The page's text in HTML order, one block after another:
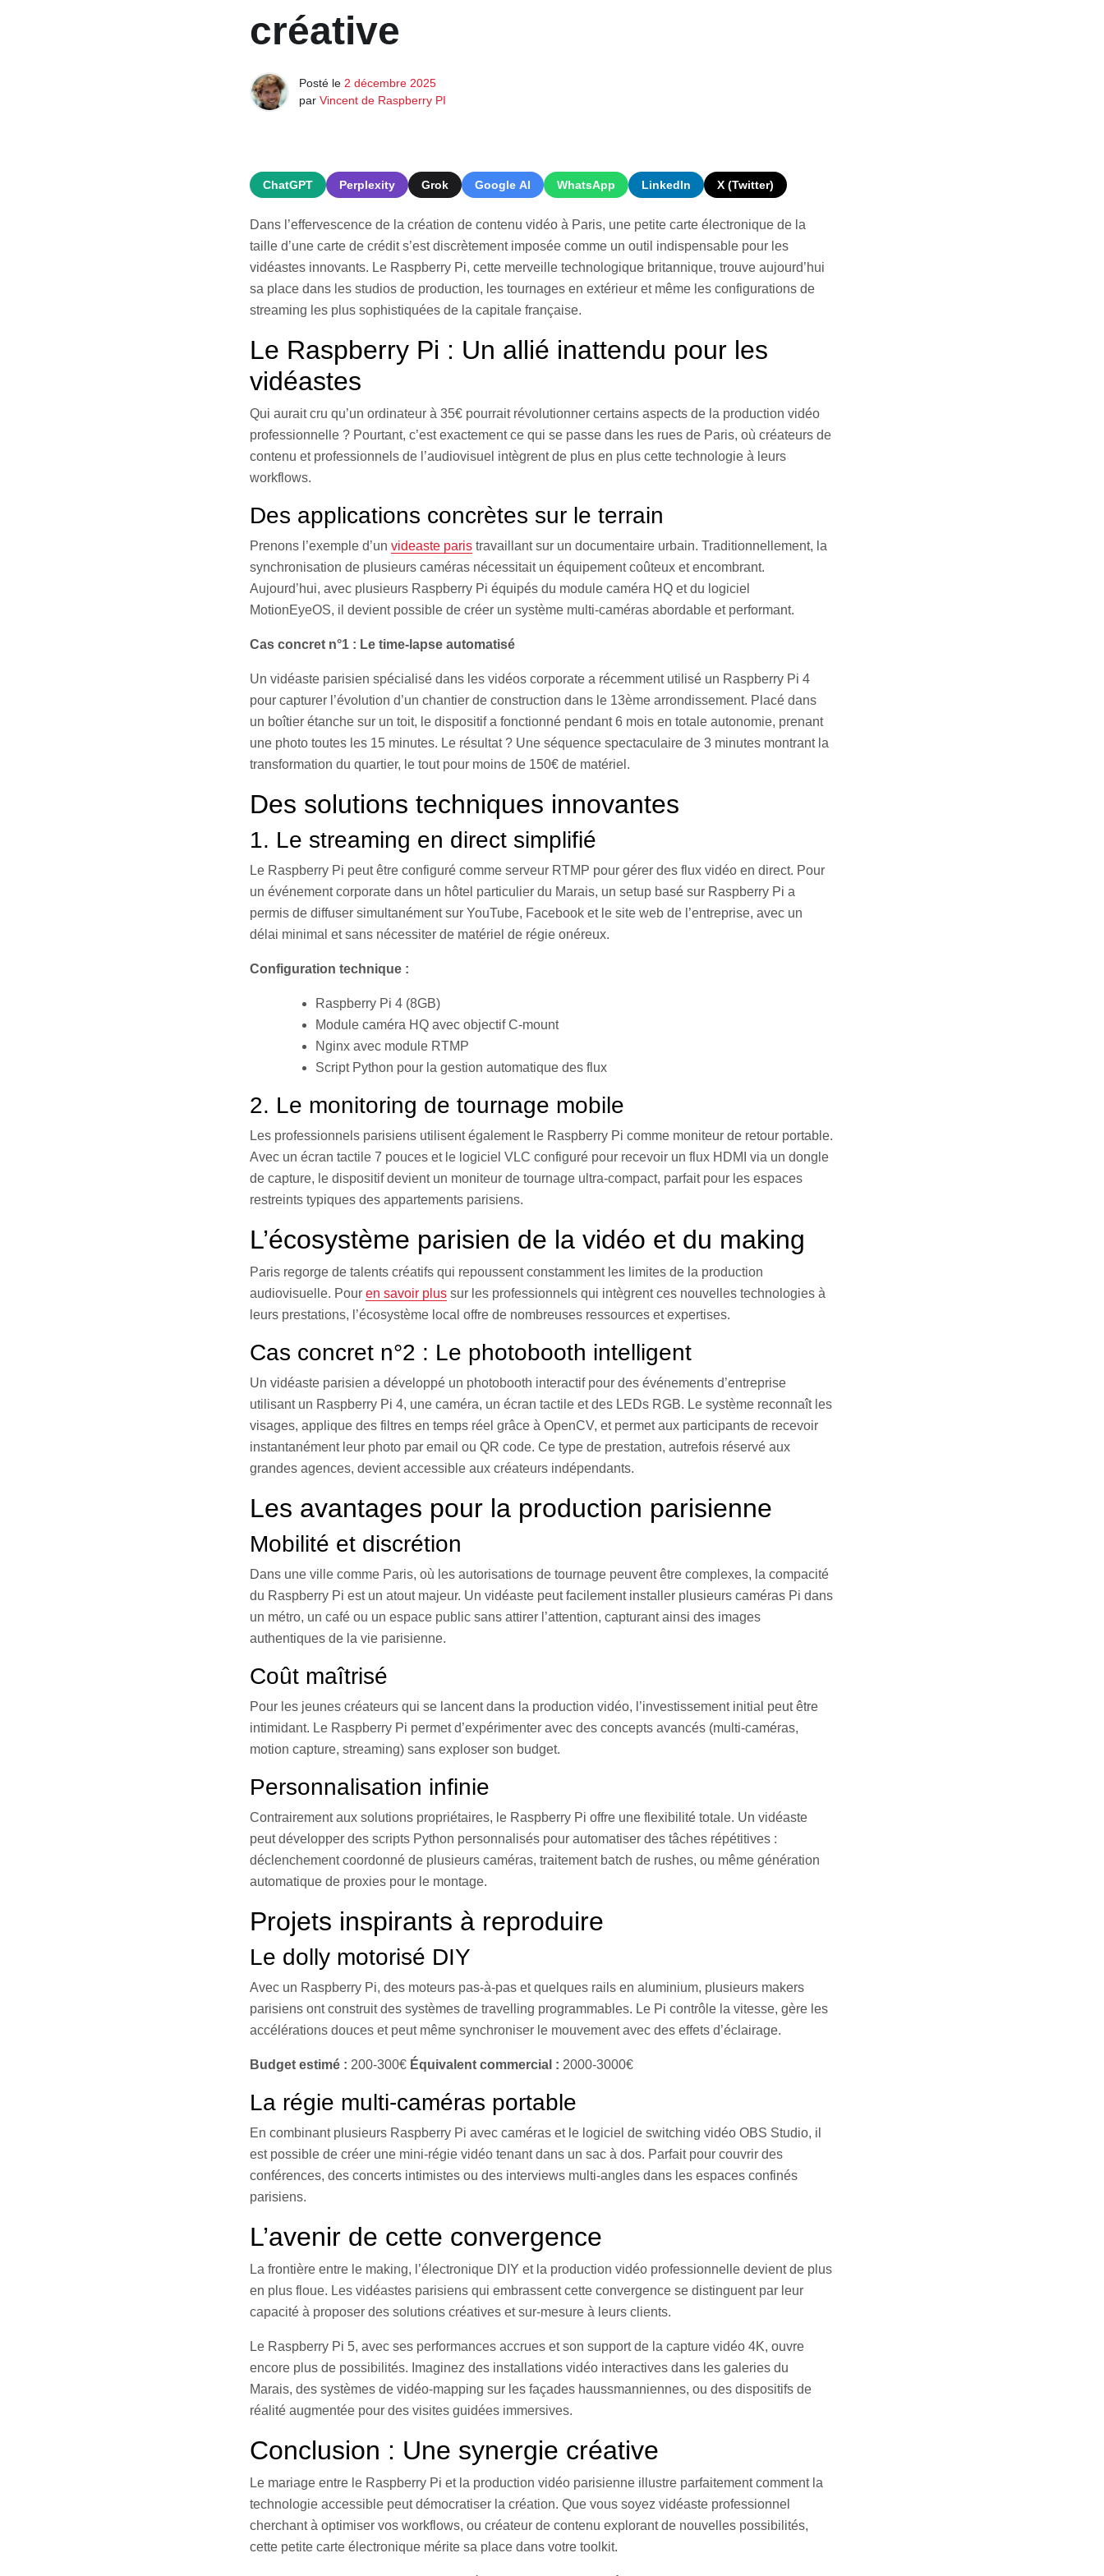
créative
Posté le 2 décembre 2025
par Vincent de Raspberry PI
ChatGPT Perplexity Grok Google AI WhatsApp LinkedIn X (Twitter)
Dans l’effervescence de la création de contenu vidéo à Paris, une petite carte électronique de la
taille d’une carte de crédit s’est discrètement imposée comme un outil indispensable pour les
vidéastes innovants. Le Raspberry Pi, cette merveille technologique britannique, trouve aujourd’hui
sa place dans les studios de production, les tournages en extérieur et même les configurations de
streaming les plus sophistiquées de la capitale française.
Le Raspberry Pi : Un allié inattendu pour les
vidéastes
Qui aurait cru qu’un ordinateur à 35€ pourrait révolutionner certains aspects de la production vidéo
professionnelle ? Pourtant, c’est exactement ce qui se passe dans les rues de Paris, où créateurs de
contenu et professionnels de l’audiovisuel intègrent de plus en plus cette technologie à leurs
workflows.
Des applications concrètes sur le terrain
Prenons l’exemple d’un videaste paris travaillant sur un documentaire urbain. Traditionnellement, la
synchronisation de plusieurs caméras nécessitait un équipement coûteux et encombrant.
Aujourd’hui, avec plusieurs Raspberry Pi équipés du module caméra HQ et du logiciel
MotionEyeOS, il devient possible de créer un système multi-caméras abordable et performant.
Cas concret n°1 : Le time-lapse automatisé
Un vidéaste parisien spécialisé dans les vidéos corporate a récemment utilisé un Raspberry Pi 4
pour capturer l’évolution d’un chantier de construction dans le 13ème arrondissement. Placé dans
un boîtier étanche sur un toit, le dispositif a fonctionné pendant 6 mois en totale autonomie, prenant
une photo toutes les 15 minutes. Le résultat ? Une séquence spectaculaire de 3 minutes montrant la
transformation du quartier, le tout pour moins de 150€ de matériel.
Des solutions techniques innovantes
1. Le streaming en direct simplifié
Le Raspberry Pi peut être configuré comme serveur RTMP pour gérer des flux vidéo en direct. Pour
un événement corporate dans un hôtel particulier du Marais, un setup basé sur Raspberry Pi a
permis de diffuser simultanément sur YouTube, Facebook et le site web de l’entreprise, avec un
délai minimal et sans nécessiter de matériel de régie onéreux.
Configuration technique :
Raspberry Pi 4 (8GB)
Module caméra HQ avec objectif C-mount
Nginx avec module RTMP
Script Python pour la gestion automatique des flux
2. Le monitoring de tournage mobile
Les professionnels parisiens utilisent également le Raspberry Pi comme moniteur de retour portable.
Avec un écran tactile 7 pouces et le logiciel VLC configuré pour recevoir un flux HDMI via un dongle
de capture, le dispositif devient un moniteur de tournage ultra-compact, parfait pour les espaces
restreints typiques des appartements parisiens.
L’écosystème parisien de la vidéo et du making
Paris regorge de talents créatifs qui repoussent constamment les limites de la production
audiovisuelle. Pour en savoir plus sur les professionnels qui intègrent ces nouvelles technologies à
leurs prestations, l’écosystème local offre de nombreuses ressources et expertises.
Cas concret n°2 : Le photobooth intelligent
Un vidéaste parisien a développé un photobooth interactif pour des événements d’entreprise
utilisant un Raspberry Pi 4, une caméra, un écran tactile et des LEDs RGB. Le système reconnaît les
visages, applique des filtres en temps réel grâce à OpenCV, et permet aux participants de recevoir
instantanément leur photo par email ou QR code. Ce type de prestation, autrefois réservé aux
grandes agences, devient accessible aux créateurs indépendants.
Les avantages pour la production parisienne
Mobilité et discrétion
Dans une ville comme Paris, où les autorisations de tournage peuvent être complexes, la compacité
du Raspberry Pi est un atout majeur. Un vidéaste peut facilement installer plusieurs caméras Pi dans
un métro, un café ou un espace public sans attirer l’attention, capturant ainsi des images
authentiques de la vie parisienne.
Coût maîtrisé
Pour les jeunes créateurs qui se lancent dans la production vidéo, l’investissement initial peut être
intimidant. Le Raspberry Pi permet d’expérimenter avec des concepts avancés (multi-caméras,
motion capture, streaming) sans exploser son budget.
Personnalisation infinie
Contrairement aux solutions propriétaires, le Raspberry Pi offre une flexibilité totale. Un vidéaste
peut développer des scripts Python personnalisés pour automatiser des tâches répétitives :
déclenchement coordonné de plusieurs caméras, traitement batch de rushes, ou même génération
automatique de proxies pour le montage.
Projets inspirants à reproduire
Le dolly motorisé DIY
Avec un Raspberry Pi, des moteurs pas-à-pas et quelques rails en aluminium, plusieurs makers
parisiens ont construit des systèmes de travelling programmables. Le Pi contrôle la vitesse, gère les
accélérations douces et peut même synchroniser le mouvement avec des effets d’éclairage.
Budget estimé : 200-300€ Équivalent commercial : 2000-3000€
La régie multi-caméras portable
En combinant plusieurs Raspberry Pi avec caméras et le logiciel de switching vidéo OBS Studio, il
est possible de créer une mini-régie vidéo tenant dans un sac à dos. Parfait pour couvrir des
conférences, des concerts intimistes ou des interviews multi-angles dans les espaces confinés
parisiens.
L’avenir de cette convergence
La frontière entre le making, l’électronique DIY et la production vidéo professionnelle devient de plus
en plus floue. Les vidéastes parisiens qui embrassent cette convergence se distinguent par leur
capacité à proposer des solutions créatives et sur-mesure à leurs clients.
Le Raspberry Pi 5, avec ses performances accrues et son support de la capture vidéo 4K, ouvre
encore plus de possibilités. Imaginez des installations vidéo interactives dans les galeries du
Marais, des systèmes de vidéo-mapping sur les façades haussmanniennes, ou des dispositifs de
réalité augmentée pour des visites guidées immersives.
Conclusion : Une synergie créative
Le mariage entre le Raspberry Pi et la production vidéo parisienne illustre parfaitement comment la
technologie accessible peut démocratiser la création. Que vous soyez vidéaste professionnel
cherchant à optimiser vos workflows, ou créateur de contenu explorant de nouvelles possibilités,
cette petite carte électronique mérite sa place dans votre toolkit.